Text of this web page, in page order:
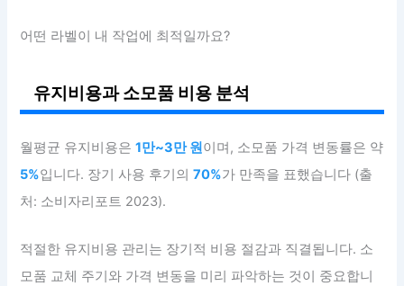
어떤 라벨이 내 작업에 최적일까요?
유지비용과 소모품 비용 분석
월평균 유지비용은1만~3만 원이며, 소모품 가격 변동률은 약
5%입니다. 장기 사용 후기의70%가 만족을 표했습니다 (출
처: 소비자리포트 2023).
적절한 유지비용 관리는 장기적 비용 절감과 직결됩니다. 소
모품 교체 주기와 가격 변동을 미리 파악하는 것이 중요합니